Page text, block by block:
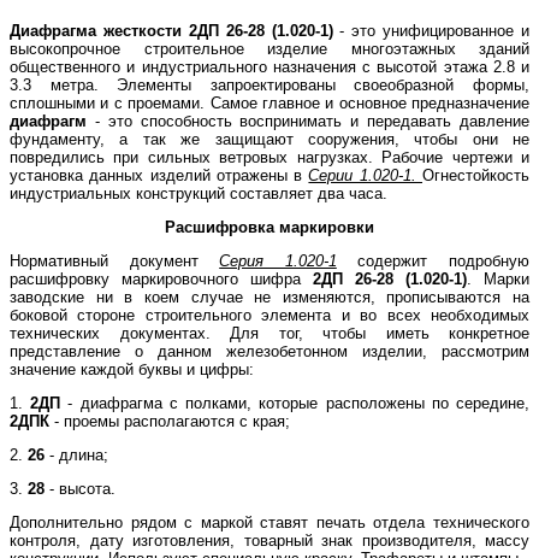
Диафрагма жесткости 2ДП 26-28 (1.020-1)- это унифицированное и
высокопрочное строительное изделие многоэтажных зданий
общественного и индустриального назначения с высотой этажа 2.8 и
3.3 метра. Элементы запроектированы своеобразной формы,
сплошными и с проемами. Самое главное и основное предназначение
диафрагм - это способность воспринимать и передавать давление
фундаменту, а так же защищают сооружения, чтобы они не
повредились при сильных ветровых нагрузках. Рабочие чертежи и
установка данных изделий отражены вСерии 1.020-1.Огнестойкость
индустриальных конструкций составляет два часа.
Расшифровка маркировки
Нормативный документСерия 1.020-1 содержит подробную
расшифровку маркировочного шифра 2ДП 26-28 (1.020-1) . Марки
заводские ни в коем случае не изменяются, прописываются на
боковой стороне строительного элемента и во всех необходимых
технических документах. Для тог, чтобы иметь конкретное
представление о данном железобетонном изделии, рассмотрим
значение каждой буквы и цифры:
1.2ДП- диафрагма с полками, которые расположены по середине,
2ДПК - проемы располагаются с края;
2. 26 - длина;
3. 28 - высота.
Дополнительно рядом с маркой ставят печать отдела технического
контроля, дату изготовления, товарный знак производителя, массу